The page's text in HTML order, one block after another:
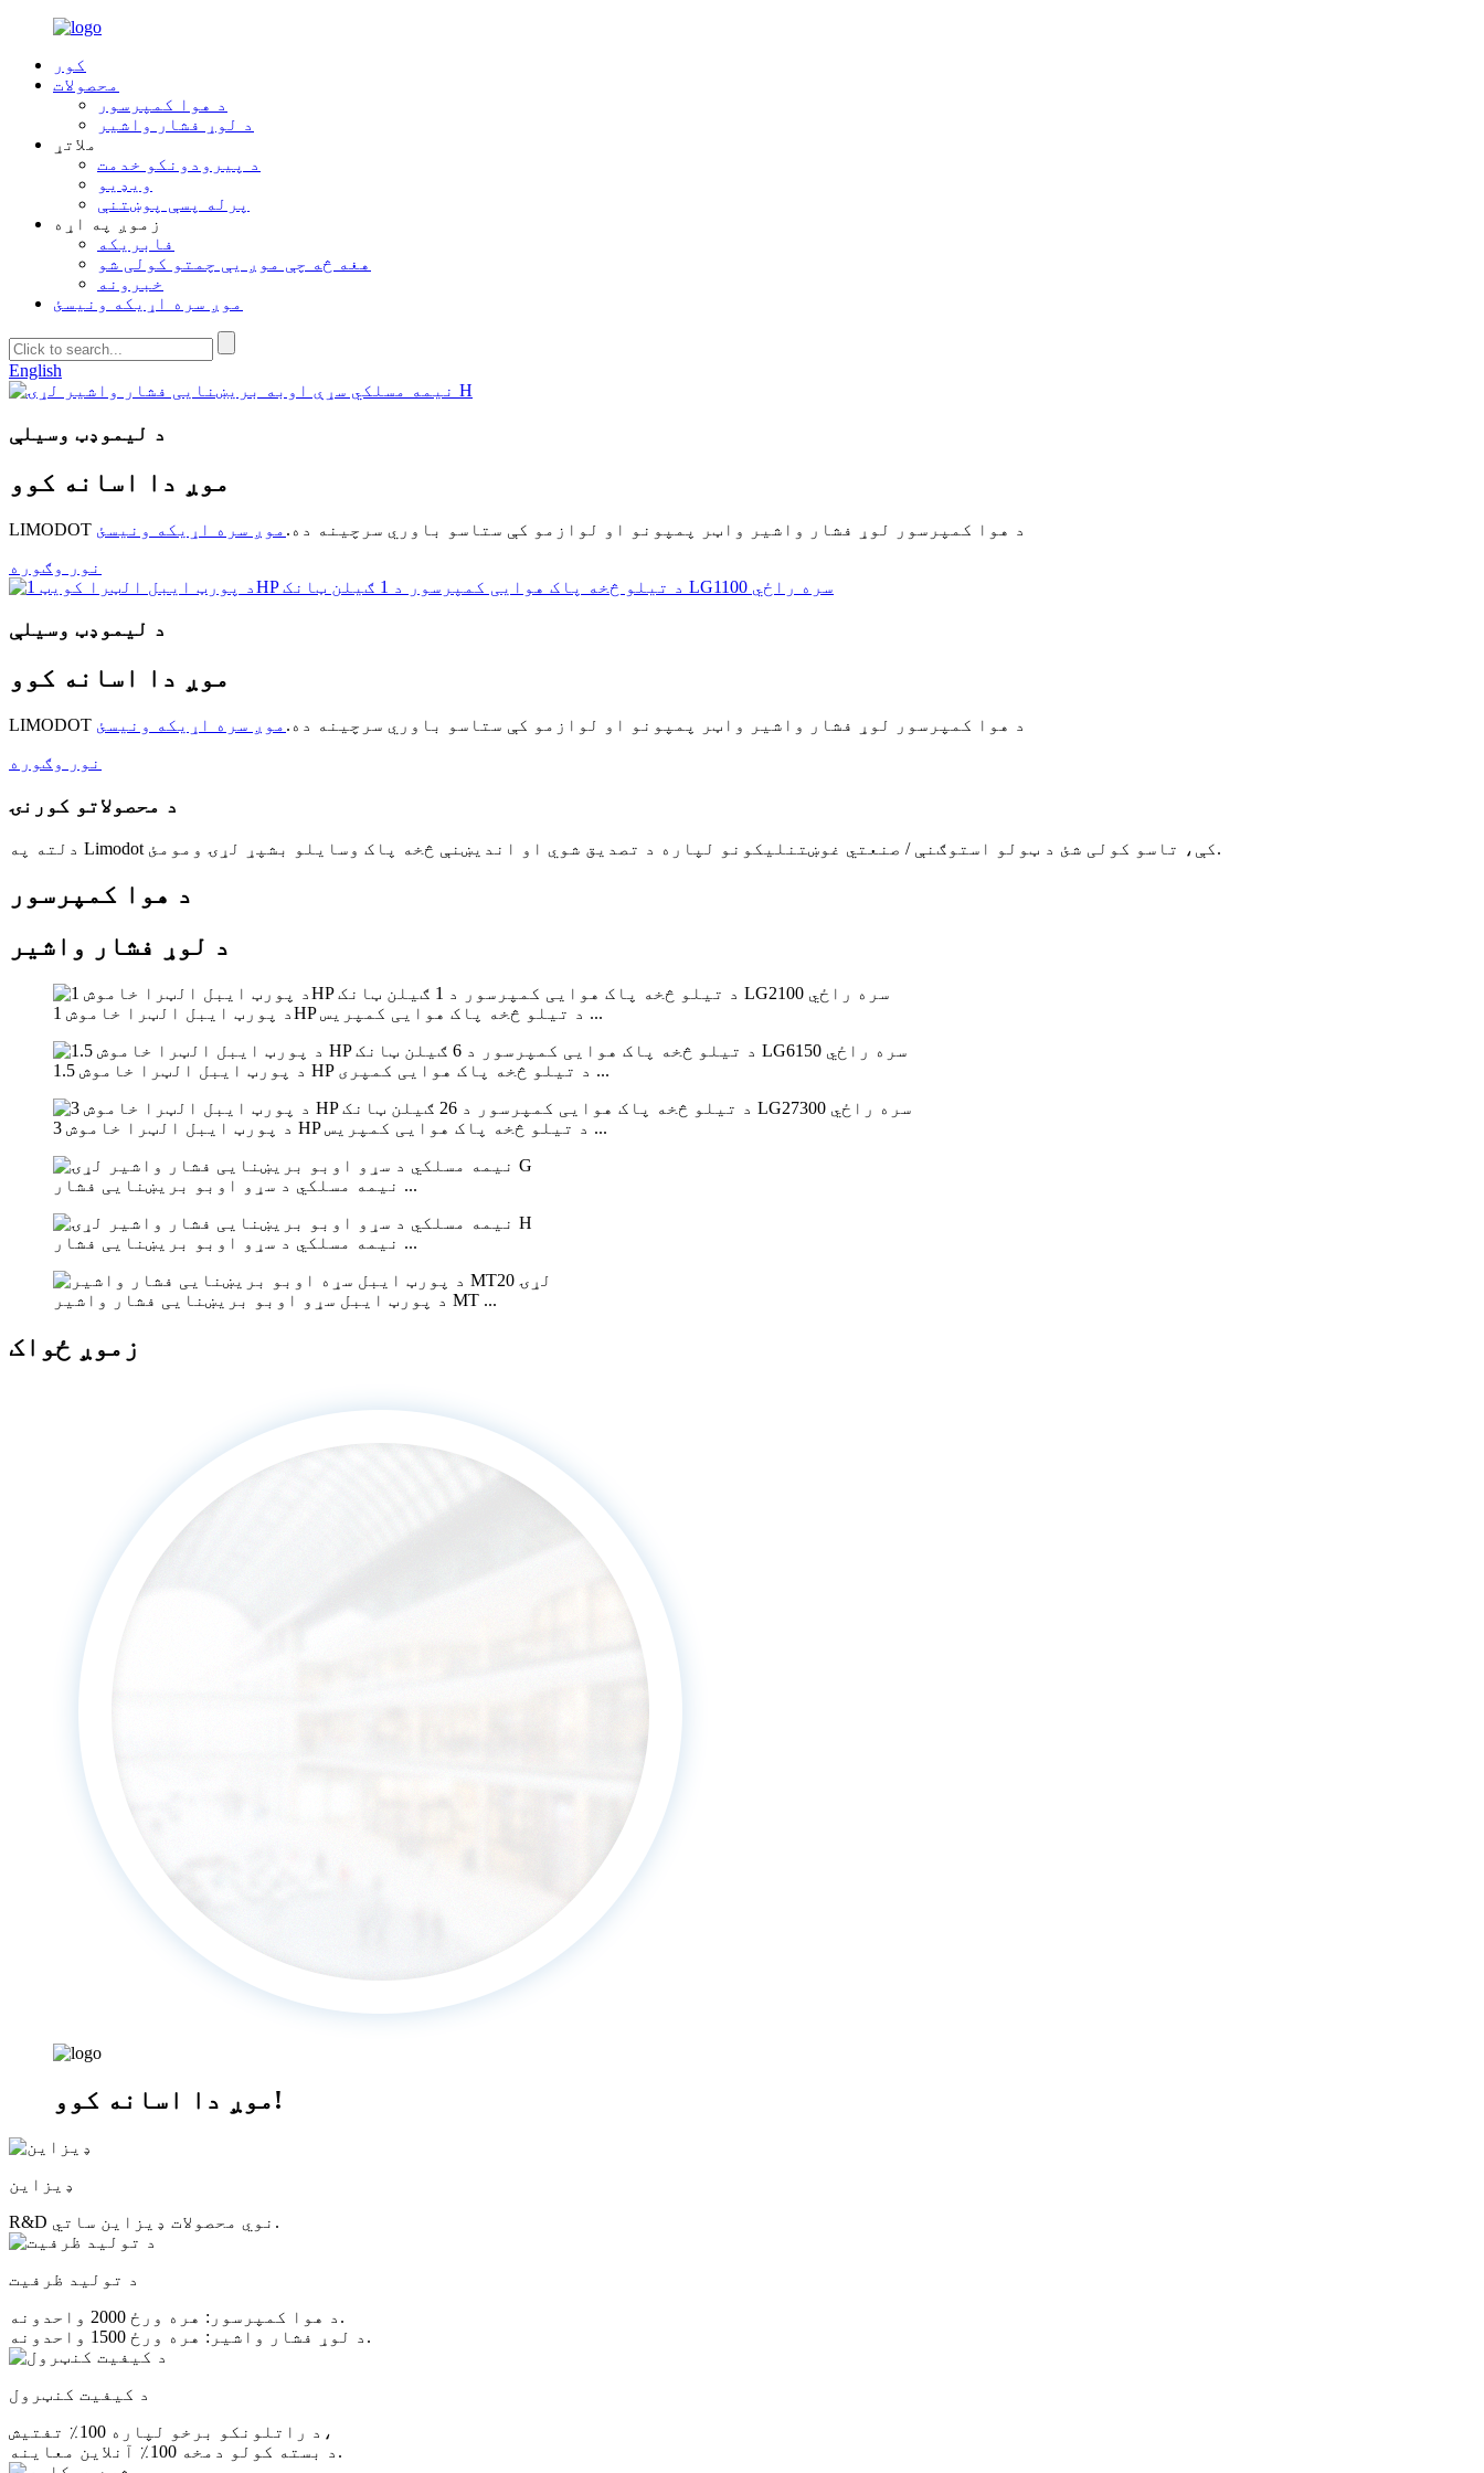
کور
محصولات
د هوا کمپرسور
د لوړ فشار واشیر
ملاتړ
د پیرودونکو خدمت
ویډیو
پرله پسې پوښتنې
زموږ په اړه
فابریکه
هغه څه چې موږ یې چمتو کولی شو
خبرونه
موږ سره اړیکه ونیسئ
English
د لیموډټ وسیلې
موږ دا اسانه کوو
LIMODOT د هوا کمپرسور لوړ فشار واشیر واټر پمپونو او لوازمو کې ستاسو باوري سرچینه ده. موږ سره اړیکه ونیسئ
نور وګوره
د لیموډټ وسیلې
موږ دا اسانه کوو
LIMODOT د هوا کمپرسور لوړ فشار واشیر واټر پمپونو او لوازمو کې ستاسو باوري سرچینه ده. موږ سره اړیکه ونیسئ
نور وګوره
د محصولاتو کورنۍ
دلته په Limodot کې، تاسو کولی شئ د ټولو استوګنې / صنعتي غوښتنلیکونو لپاره د تصدیق شوي او اندیښنې څخه پاک وسایلو بشپړ لړۍ ومومئ.
د هوا کمپرسور
د لوړ فشار واشیر
د پورټ ایبل الټرا خاموش 1HP د تیلو څخه پاک هوایی کمپریس ...
د پورټ ایبل الټرا خاموش 1.5 HP د تیلو څخه پاک هوایی کمپری ...
د پورټ ایبل الټرا خاموش 3 HP د تیلو څخه پاک هوایی کمپریس ...
نیمه مسلکي د سړو اوبو بریښنایی فشار ...
نیمه مسلکي د سړو اوبو بریښنایی فشار ...
د پورټ ایبل سړو اوبو بریښنایی فشار واشیر MT ...
زموږ ځواک
موږ دا اسانه کوو!
ډیزاین
R&D نوي محصولات ډیزاین ساتي.
د تولید ظرفیت
د هوا کمپرسور: هره ورځ 2000 واحدونه.
د لوړ فشار واشیر: هره ورځ 1500 واحدونه.
د کیفیت کنټرول
د راتلونکو برخو لپاره 100٪ تفتیش،
د بسته کولو دمخه 100٪ آنلاین معاینه.